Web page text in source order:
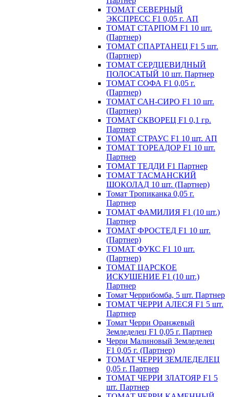
ТОМАТ СЕВЕРНЫЙ
ЭКСПРЕСС F1 0,05 г. АП
ТОМАТ СТАРПОМ F1 10 шт.
(Партнер)
ТОМАТ СПАРТАНЕЦ F1 5 шт.
(Партнер)
ТОМАТ СЕРДЦЕВИДНЫЙ
ПОЛОСАТЫЙ 10 шт. Партнер
ТОМАТ СОФА F1 0,05 г.
(Партнер)
ТОМАТ САН-СИРО F1 10 шт.
(Партнер)
ТОМАТ СКВОРЕЦ F1 0,1 гр.
Партнер
ТОМАТ СТРАУС F1 10 шт. АП
ТОМАТ ТОРЕАДОР F1 10 шт.
Партнер
ТОМАТ ТЕДДИ F1 Партнер
ТОМАТ ТАСМАНСКИЙ
ШОКОЛАД 10 шт. (Партнер)
Томат Тропиканка 0,05 г.
Партнер
ТОМАТ ФАМИЛИЯ F1 (10 шт.)
Партнер
ТОМАТ ФРОСТЕД F1 10 шт.
(Партнер)
ТОМАТ ФУКС F1 10 шт.
(Партнер)
ТОМАТ ЦАРСКОЕ
ИСКУШЕНИЕ F1 (10 шт.)
Партнер
Томат Черрибомба, 5 шт. Партнер
ТОМАТ ЧЕРРИ АЛЕСЯ F1 5 шт.
Партнер
Томат Черри Оранжевый
Земледелец F1 0,05 г. Партнер
Черри Малиновый Земледелец
F1 0,05 г. (Партнер)
ТОМАТ ЧЕРРИ ЗЕМЛЕДЕЛЕЦ
0,05 г. Партнер
ТОМАТ ЧЕРРИ ЗЛАТОЯР F1 5
шт. Партнер